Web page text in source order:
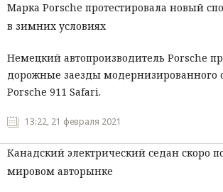
Марка Porsche протестировала новый
в зимних условиях
Немецкий автопроизводитель Porsche
дорожные заезды модернизированного
Porsche 911 Safari.
13:22, 21 февраля 2021
Канадский электрический седан скоро
мировом авторынке